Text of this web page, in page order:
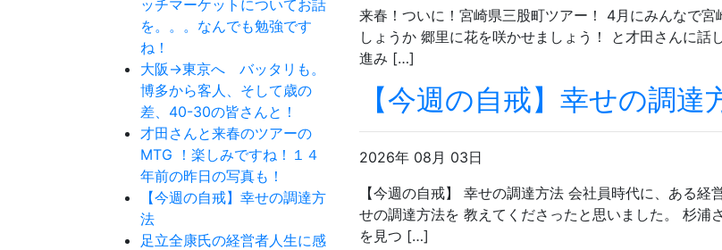
ッチマーケットについてお話
を。。。なんでも勉強です
ね！
大阪→東京へ バッタリも。
博多から客人、そして歳の
差、40-30の皆さんと！
才田さんと来春のツアーの
MTG ！楽しみですね！１４
年前の昨日の写真も！
【今週の自戒】幸せの調達方
法
足立全康氏の経営者人生に感
来春！ついに！宮崎県三股町ツアー！ 4月にみんなで
しょうか 郷里に花を咲かせましょう！ と才田さんに
進み […]
【今週の自戒】幸せの調達
2026年 08月 03日
【今週の自戒】 幸せの調達方法 会社員時代に、ある
せの調達方法を 教えてくださったと思いました。 杉
を見つ […]